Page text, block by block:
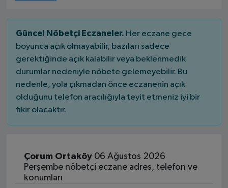
Güncel Nöbetçi Eczaneler. Her eczane gece
boyunca açık olmayabilir, bazıları sadece
gerektiğinde açık kalabilir veya beklenmedik
durumlar nedeniyle nöbete gelemeyebilir. Bu
nedenle, yola çıkmadan önce eczanenin açık
olduğunu telefon aracılığıyla teyit etmeniz iyi bir
fikir olacaktır.
Çorum Ortaköy06 Ağustos 2026
Perşembe nöbetçi eczane adres, telefon ve
konumları